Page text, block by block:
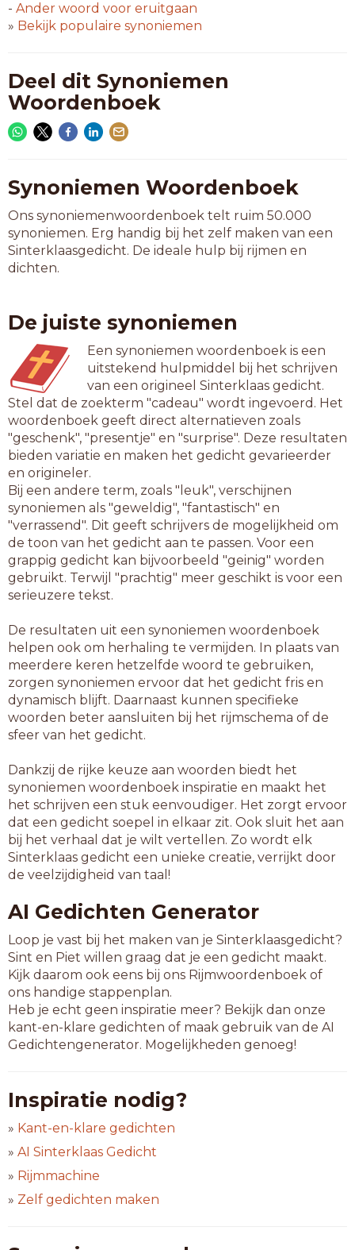
- Ander woord voor eruitgaan
» Bekijk populaire synoniemen
Deel dit Synoniemen
Woordenboek
Synoniemen Woordenboek
Ons synoniemenwoordenboek telt ruim 50.000
synoniemen. Erg handig bij het zelf maken van een
Sinterklaasgedicht. De ideale hulp bij rijmen en
dichten.
De juiste synoniemen
Een synoniemen woordenboek is een
uitstekend hulpmiddel bij het schrijven
van een origineel Sinterklaas gedicht.
Stel dat de zoekterm "cadeau" wordt ingevoerd. Het
woordenboek geeft direct alternatieven zoals
"geschenk", "presentje" en "surprise". Deze resultaten
bieden variatie en maken het gedicht gevarieerder
en origineler.
Bij een andere term, zoals "leuk", verschijnen
synoniemen als "geweldig", "fantastisch" en
"verrassend". Dit geeft schrijvers de mogelijkheid om
de toon van het gedicht aan te passen. Voor een
grappig gedicht kan bijvoorbeeld "geinig" worden
gebruikt. Terwijl "prachtig" meer geschikt is voor een
serieuzere tekst.
De resultaten uit een synoniemen woordenboek
helpen ook om herhaling te vermijden. In plaats van
meerdere keren hetzelfde woord te gebruiken,
zorgen synoniemen ervoor dat het gedicht fris en
dynamisch blijft. Daarnaast kunnen specifieke
woorden beter aansluiten bij het rijmschema of de
sfeer van het gedicht.
Dankzij de rijke keuze aan woorden biedt het
synoniemen woordenboek inspiratie en maakt het
het schrijven een stuk eenvoudiger. Het zorgt ervoor
dat een gedicht soepel in elkaar zit. Ook sluit het aan
bij het verhaal dat je wilt vertellen. Zo wordt elk
Sinterklaas gedicht een unieke creatie, verrijkt door
de veelzijdigheid van taal!
AI Gedichten Generator
Loop je vast bij het maken van je Sinterklaasgedicht?
Sint en Piet willen graag dat je een gedicht maakt.
Kijk daarom ook eens bij ons Rijmwoordenboek of
ons handige stappenplan.
Heb je echt geen inspiratie meer? Bekijk dan onze
kant-en-klare gedichten of maak gebruik van de AI
Gedichtengenerator. Mogelijkheden genoeg!
Inspiratie nodig?
» Kant-en-klare gedichten
» AI Sinterklaas Gedicht
» Rijmmachine
» Zelf gedichten maken